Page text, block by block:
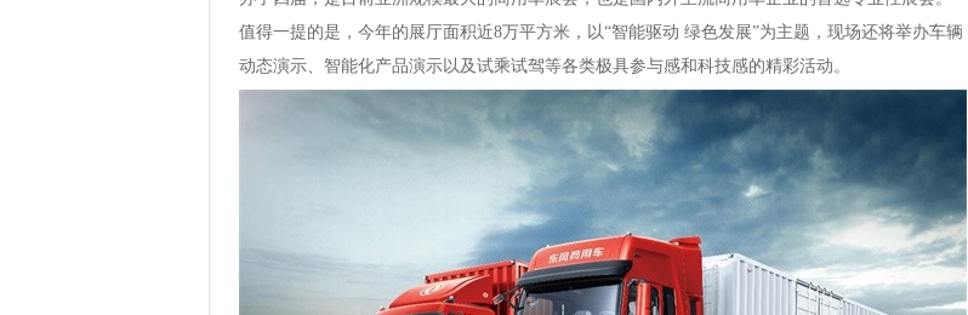
值得一提的是，今年的展厅面积近8万平方米，以“智能驱动 绿色发展”为主题，现场还将举办车辆
动态演示、智能化产品演示以及试乘试驾等各类极具参与感和科技感的精彩活动。